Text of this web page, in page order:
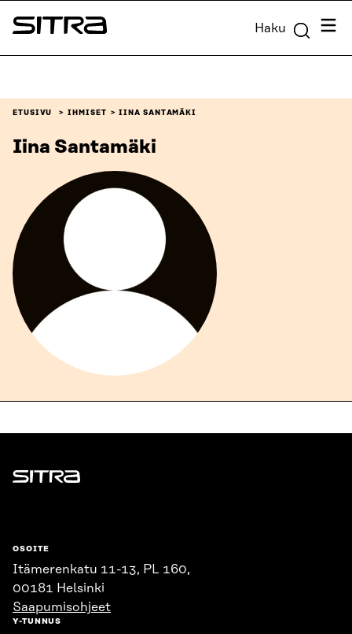
Siirry
suoraan
Sitra Haku
ETUSIVU IHMISET IINA SANTAMÄKI
Iina Santamäki
Sitra
OSOITE
Itämerenkatu 11-13, PL 160,
00181 Helsinki
Saapumisohjeet
Y-TUNNUS